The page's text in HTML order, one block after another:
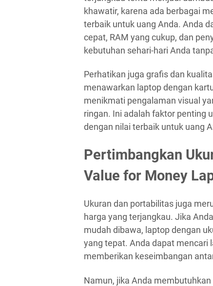
khawatir, karena ada berbagai
terbaik untuk uang Anda. Anda
cepat, RAM yang cukup, dan
kebutuhan sehari-hari Anda
Perhatikan juga grafis dan
menawarkan laptop dengan
menikmati pengalaman visual
ringan. Ini adalah faktor penting
dengan nilai terbaik untuk uang
Pertimbangkan
Value for Money
Ukuran dan portabilitas juga
harga yang terjangkau. Jika
mudah dibawa, laptop dengan
yang tepat. Anda dapat mencari
memberikan keseimbangan
Namun, jika Anda